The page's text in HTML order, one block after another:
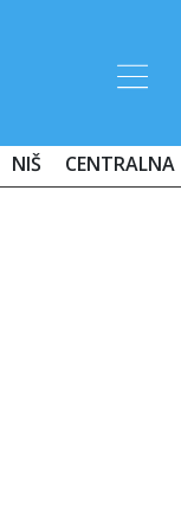
NIŠ CENTRALNA